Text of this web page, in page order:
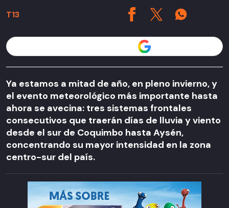
T13
Ya estamos a mitad de año, en pleno invierno, y
el evento meteorológico más importante hasta
ahora se avecina: tres sistemas frontales
consecutivos que traerán días de lluvia y viento
desde el sur de Coquimbo hasta Aysén,
concentrando su mayor intensidad en la zona
centro-sur del país.